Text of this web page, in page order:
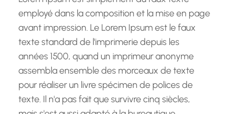
employé dans la composition et la mise en page
avant impression. Le Lorem Ipsum est le faux
texte standard de l'imprimerie depuis les
années 1500, quand un imprimeur anonyme
assembla ensemble des morceaux de texte
pour réaliser un livre spécimen de polices de
texte. Il n'a pas fait que survivre cinq siècles,